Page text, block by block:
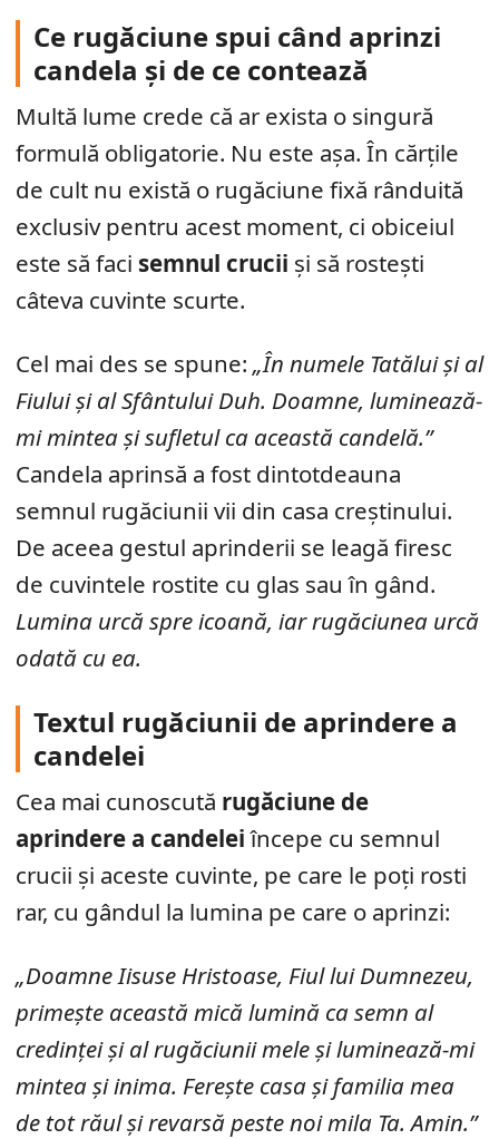
Ce rugăciune spui când aprinzi
candela și de ce contează
Multă lume crede că ar exista o singură
formulă obligatorie. Nu este așa. În cărțile
de cult nu există o rugăciune fixă rânduită
exclusiv pentru acest moment, ci obiceiul
este să faci semnul crucii și să rostești
câteva cuvinte scurte.
Cel mai des se spune: „În numele Tatălui și al
Fiului și al Sfântului Duh. Doamne, luminează-
mi mintea și sufletul ca această candelă.”
Candela aprinsă a fost dintotdeauna
semnul rugăciunii vii din casa creștinului.
De aceea gestul aprinderii se leagă firesc
de cuvintele rostite cu glas sau în gând.
Lumina urcă spre icoană, iar rugăciunea urcă
odată cu ea.
Textul rugăciunii de aprindere a
candelei
Cea mai cunoscută rugăciune de
aprindere a candeleiîncepe cu semnul
crucii și aceste cuvinte, pe care le poți rosti
rar, cu gândul la lumina pe care o aprinzi:
„Doamne Iisuse Hristoase, Fiul lui Dumnezeu,
primește această mică lumină ca semn al
credinței și al rugăciunii mele și luminează-mi
mintea și inima. Ferește casa și familia mea
de tot răul și revarsă peste noi mila Ta. Amin.”